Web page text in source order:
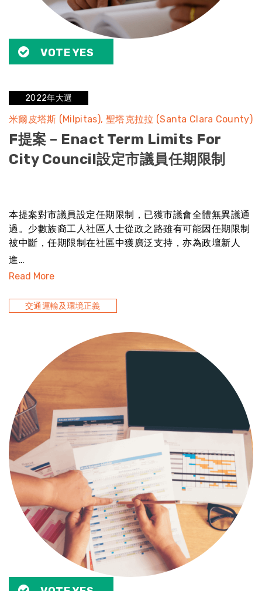
VOTE YES
2022年大選
米爾皮塔斯 (Milpitas) 聖塔克拉拉 (Santa Clara County)
F提案 – Enact Term Limits For
City Council設定市議員任期限制
本提案對市議員設定任期限制，已獲市議會全體無異議通
過。少數族裔工人社區人士從政之路雖有可能因任期限制
被中斷，任期限制在社區中獲廣泛支持，亦為政壇新人
進…
Read More
交通運輸及環境正義